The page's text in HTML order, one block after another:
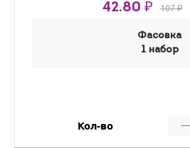
42.80 ₽ 107 ₽
Фасовка
1 набор
Кол-во